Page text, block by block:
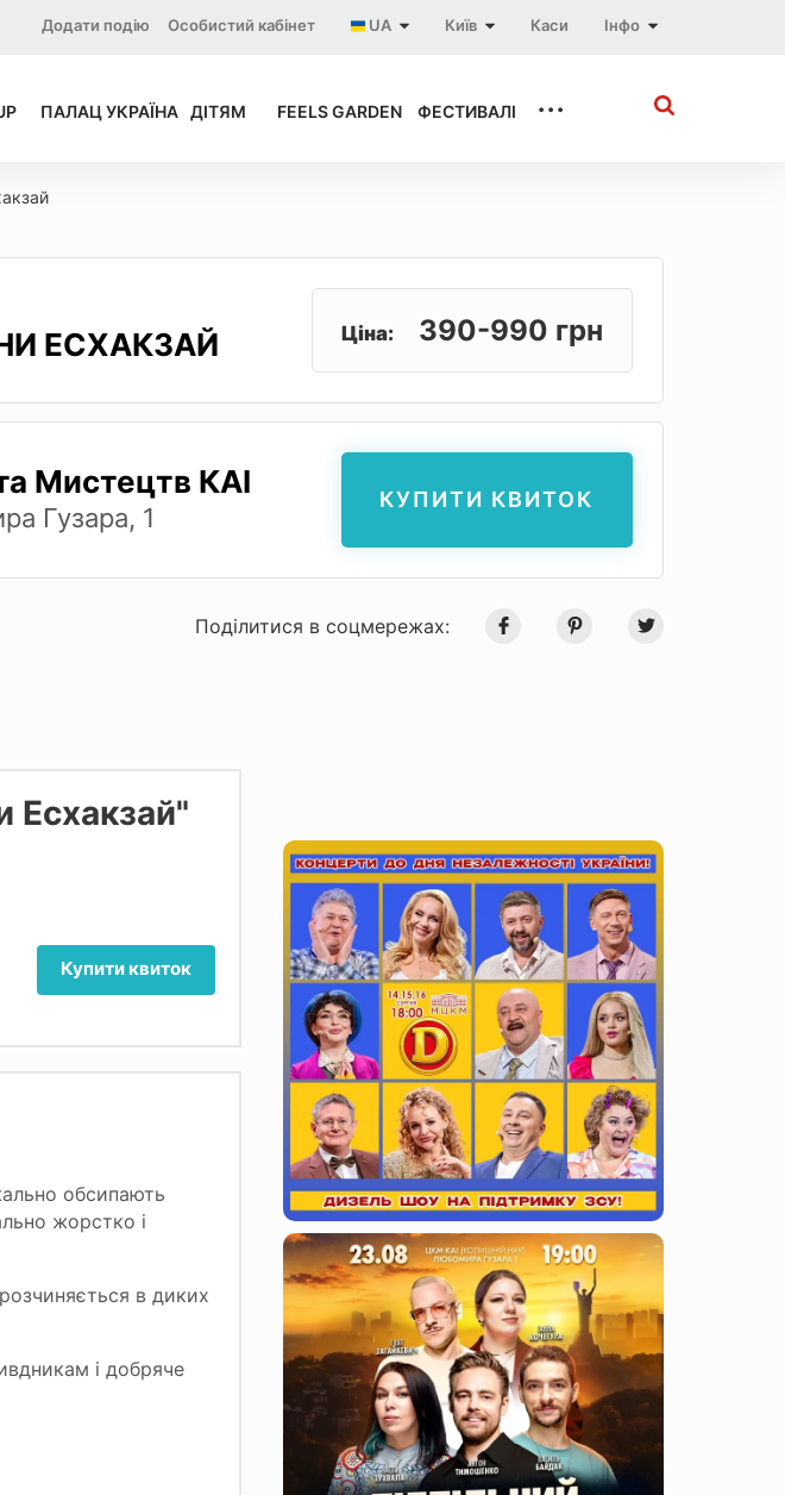
Інфо
Каси
Київ
UA
Особистий кабінет
Додати подію
ПАЛАЦ УКРАЇНА ДІТЯМ FEELS GARDEN ФЕСТИВАЛІ ...
ЕСХАКЗАЙ Ціна: 390-990 грн
Мистецтв КАІ
Гузара, 1
КУПИТИ КВИТОК
Поділитися в соцмережах:
Есхакзай"
Купити квиток
обсипають
жорстко і
в диких
і добряче